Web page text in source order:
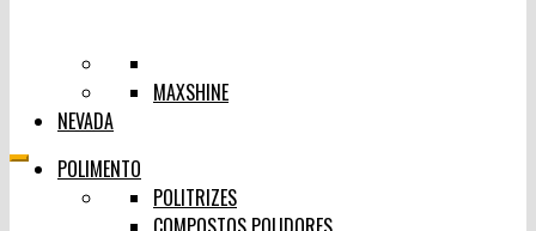
MAXSHINE
NEVADA
POLIMENTO
POLITRIZES